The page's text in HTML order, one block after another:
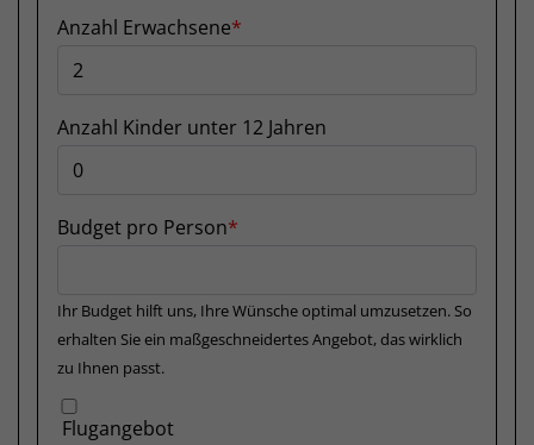
Anzahl Erwachsene
Anzahl Kinder unter 12 Jahren
Budget pro Person
Ihr Budget hilft uns, Ihre Wünsche optimal umzusetzen. So
erhalten Sie ein maßgeschneidertes Angebot, das wirklich
zu Ihnen passt.
Flugangebot